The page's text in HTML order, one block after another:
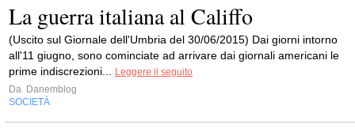
La guerra italiana al Califfo
(Uscito sul Giornale dell'Umbria del 30/06/2015) Dai giorni intorno
all'11 giugno, sono cominciate ad arrivare dai giornali americani le
prime indiscrezioni...
Leggere il seguito
Da Danemblog
SOCIETÀ